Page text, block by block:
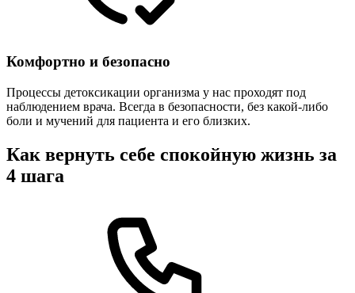
Комфортно и безопасно
Процессы детоксикации организма у нас проходят под
наблюдением врача. Всегда в безопасности, без какой-либо
боли и мучений для пациента и его близких.
Как вернуть себе спокойную жизнь за
4 шага